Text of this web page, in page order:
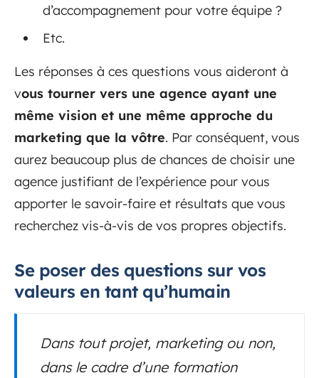
d’accompagnement pour votre équipe ?
Etc.
Les réponses à ces questions vous aideront à
vous tourner vers une agence ayant une
même vision et une même approche du
marketing que la vôtre. Par conséquent, vous
aurez beaucoup plus de chances de choisir une
agence justifiant de l’expérience pour vous
apporter le savoir-faire et résultats que vous
recherchez vis-à-vis de vos propres objectifs.
Se poser des questions sur vos
valeurs en tant qu’humain
Dans tout projet, marketing ou non,
dans le cadre d’une formation